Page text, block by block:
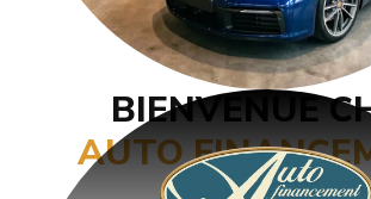
BIENVENUE
AUTO